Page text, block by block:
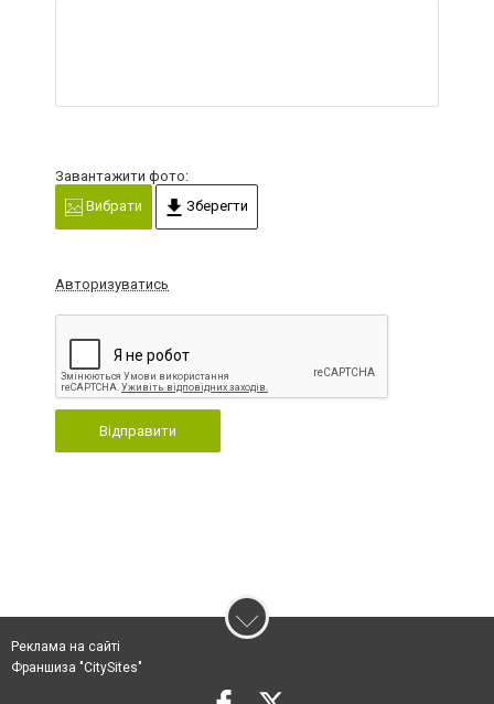
Завантажити фото:
Вибрати
Зберегти
Авторизуватись
Відправити
Реклама на сайті
Франшиза "CitySites"